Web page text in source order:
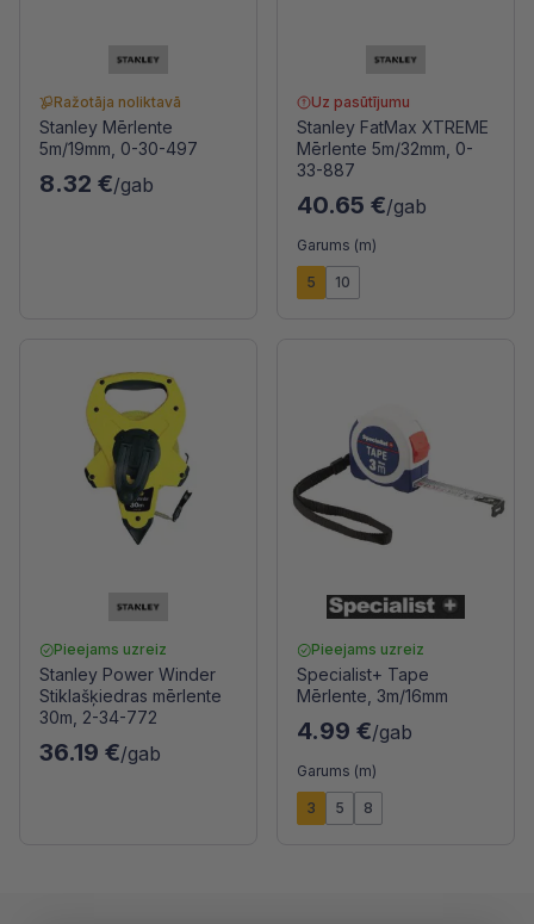
Ražotāja noliktavā
Stanley Mērlente
5m/19mm, 0-30-497
8.32 €/gab
Uz pasūtījumu
Stanley FatMax XTREME
Mērlente 5m/32mm, 0-
33-887
40.65 €/gab
Garums (m)
5 10
Pieejams uzreiz
Stanley Power Winder
Stiklašķiedras mērlente
30m, 2-34-772
36.19 €/gab
Pieejams uzreiz
Specialist+ Tape
Mērlente, 3m/16mm
4.99 €/gab
Garums (m)
3 5 8